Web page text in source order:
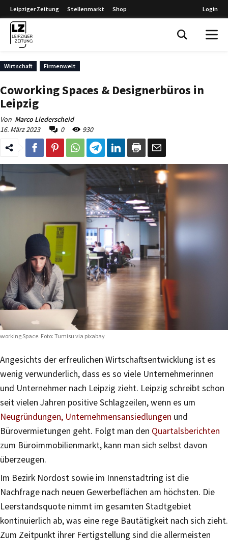
Leipziger Zeitung Stellenmarkt Shop Login
Wirtschaft Firmenwelt
Coworking Spaces & Designerbüros in
Leipzig
Von Marco Liederscheid
16. März 2023
0 930
Space. Foto: Tumisu via pixabay
Angesichts der erfreulichen Wirtschaftsentwicklung ist es
wenig verwunderlich, dass es so viele Unternehmerinnen
und Unternehmer nach Leipzig zieht. Leipzig schreibt schon
seit vielen Jahren positive Schlagzeilen, wenn es um
Neugründungen, Unternehmensansiedlungen und
Bürovermietungen geht. Folgt man den Quartalsberichten
zum Büroimmobilienmarkt, kann man sich selbst davon
überzeugen.
Im Bezirk Nordost sowie im Innenstadtring ist die
Nachfrage nach neuen Gewerbeflächen am höchsten. Die
Leerstandsquote nimmt im gesamten Stadtgebiet
kontinuierlich ab, was eine rege Bautätigkeit nach sich zieht.
Zum Zeitpunkt ihrer Fertigstellung sind die allermeisten